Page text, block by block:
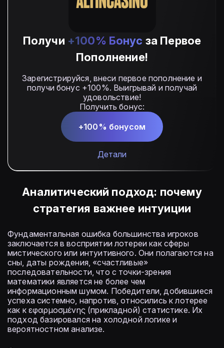
Получи +100% Бонус за Первое
Пополнение!
Зарегистрируйся, внеси первое пополнение и
получи бонус +100%. Выигрывай и получай
удовольствие!
Получить бонус:
+100% бонусом
Детали
Аналитический подход: почему
стратегия важнее интуиции
Фундаментальная ошибка большинства игроков
заключается в восприятии лотереи как сферы
мистического или интуитивного. Они полагаются на
сны, даты рождения, «счастливые»
последовательности, что с точки-зрения
математики является не более чем
информационным шумом. Победители, добившиеся
успеха системно, напротив, относились к лотерее
как к εφαρμοσμένης (прикладной) статистике. Их
подход базировался на холодной логике и
вероятностном анализе.